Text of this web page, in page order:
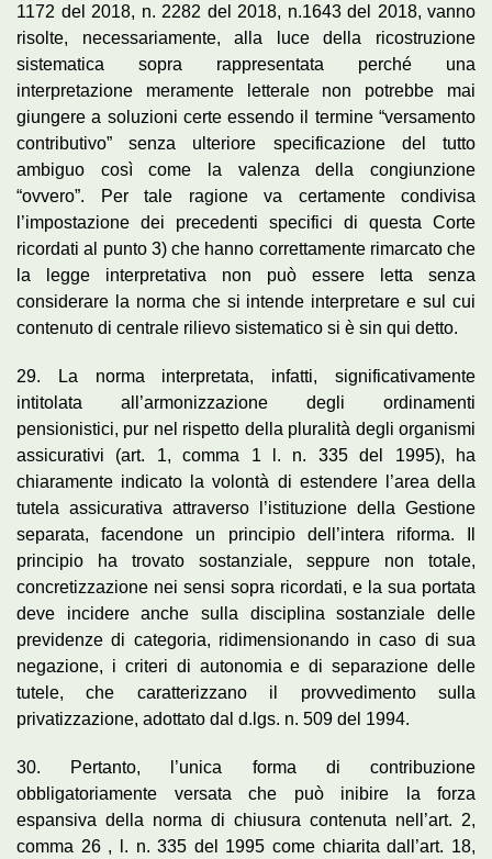
1172 del 2018, n. 2282 del 2018, n.1643 del 2018, vanno
risolte, necessariamente, alla luce della ricostruzione
sistematica sopra rappresentata perché una
interpretazione meramente letterale non potrebbe mai
giungere a soluzioni certe essendo il termine “versamento
contributivo” senza ulteriore specificazione del tutto
ambiguo così come la valenza della congiunzione
“ovvero”. Per tale ragione va certamente condivisa
l’impostazione dei precedenti specifici di questa Corte
ricordati al punto 3) che hanno correttamente rimarcato che
la legge interpretativa non può essere letta senza
considerare la norma che si intende interpretare e sul cui
contenuto di centrale rilievo sistematico si è sin qui detto.
29. La norma interpretata, infatti, significativamente
intitolata all’armonizzazione degli ordinamenti
pensionistici, pur nel rispetto della pluralità degli organismi
assicurativi (art. 1, comma 1 l. n. 335 del 1995), ha
chiaramente indicato la volontà di estendere l’area della
tutela assicurativa attraverso l’istituzione della Gestione
separata, facendone un principio dell’intera riforma. Il
principio ha trovato sostanziale, seppure non totale,
concretizzazione nei sensi sopra ricordati, e la sua portata
deve incidere anche sulla disciplina sostanziale delle
previdenze di categoria, ridimensionando in caso di sua
negazione, i criteri di autonomia e di separazione delle
tutele, che caratterizzano il provvedimento sulla
privatizzazione, adottato dal d.lgs. n. 509 del 1994.
30. Pertanto, l’unica forma di contribuzione
obbligatoriamente versata che può inibire la forza
espansiva della norma di chiusura contenuta nell’art. 2,
comma 26 , l. n. 335 del 1995 come chiarita dall’art. 18,